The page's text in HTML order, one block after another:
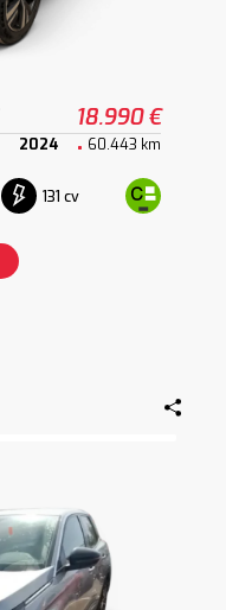
18.990 €
2024 60.443 km
131 cv